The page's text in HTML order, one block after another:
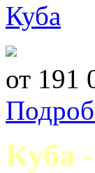
Куба
от 191
Куба